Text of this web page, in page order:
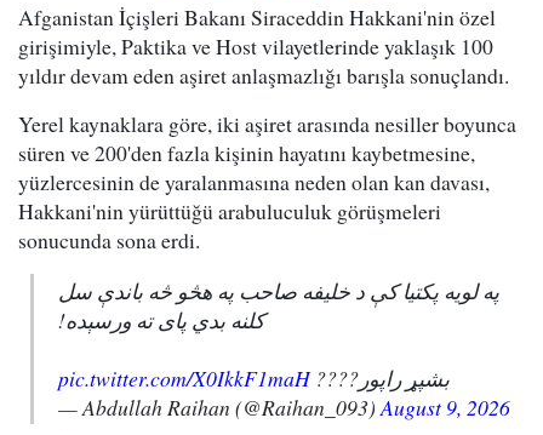
Afganistan İçişleri Bakanı Siraceddin Hakkani'nin özel
girişimiyle, Paktika ve Host vilayetlerinde yaklaşık 100
yıldır devam eden aşiret anlaşmazlığı barışla sonuçlandı.
Yerel kaynaklara göre, iki aşiret arasında nesiller boyunca
süren ve 200'den fazla kişinin hayatını kaybetmesine,
yüzlercesinin de yaralanmasına neden olan kan davası,
Hakkani'nin yürüttüğü arabuluculuk görüşmeleri
sonucunda sona erdi.
په لویه پکتیا کې د خلیفه صاحب په هڅو څه باندې سل
کلنه بدي پای ته ورسېده!
بشپړ راپور????pic.twitter.com/X0IkkF1maH
— Abdullah Raihan (@Raihan_093)August 9, 2026